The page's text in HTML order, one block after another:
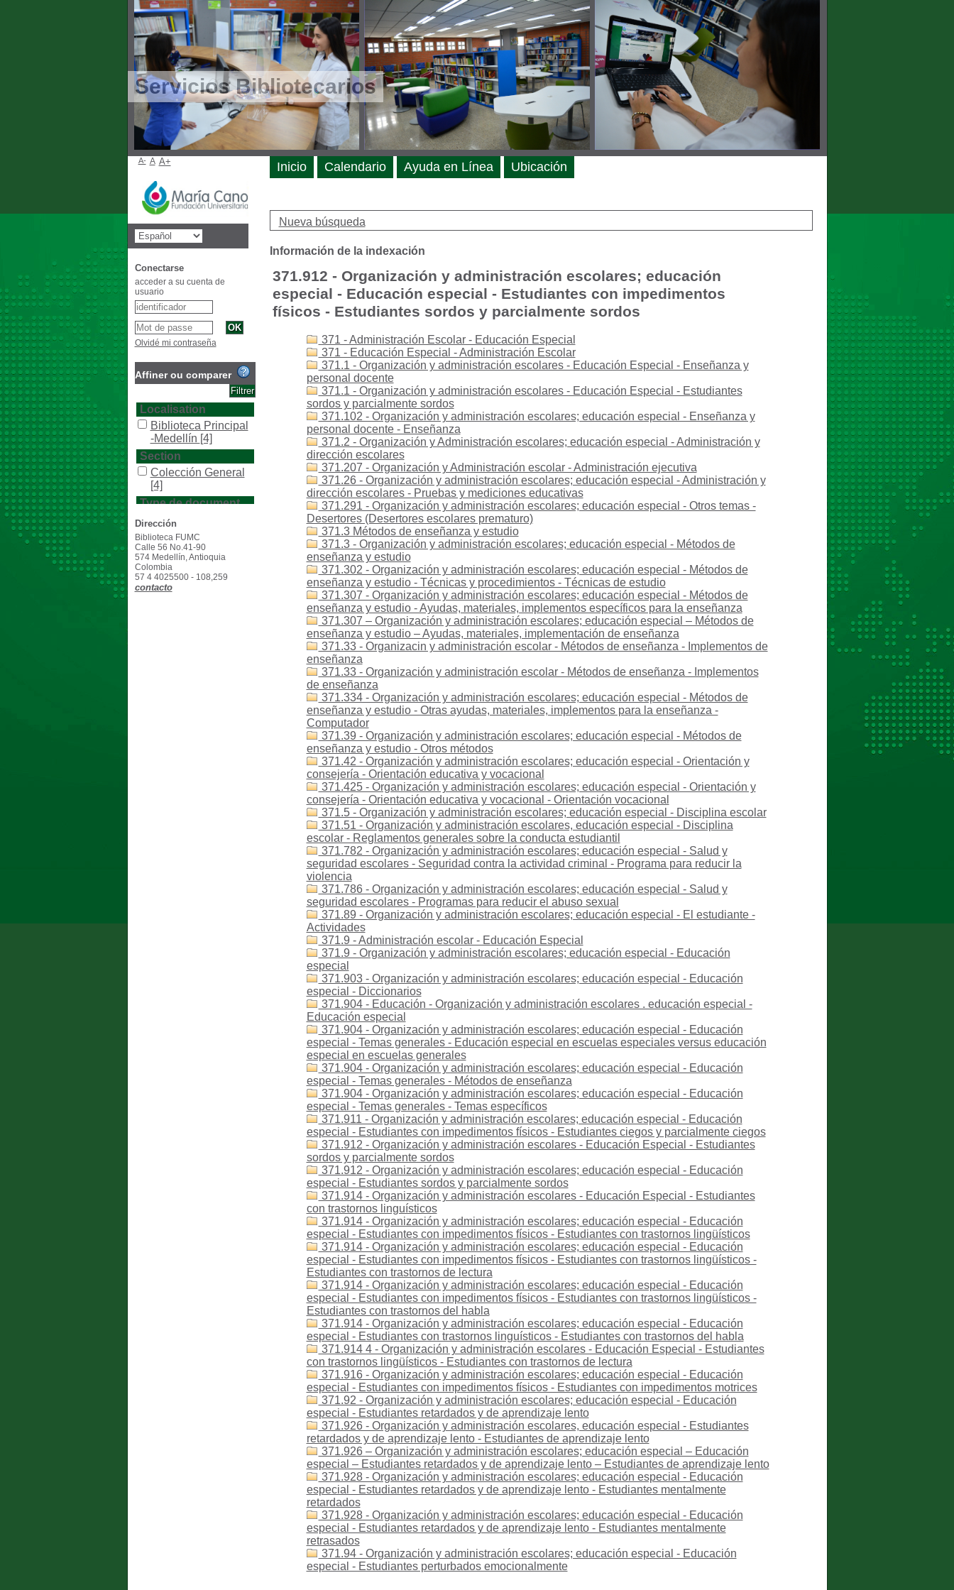
Servicios Bibliotecarios
Nueva búsqueda
Información de la indexación
371.912 - Organización y administración escolares; educación
especial - Educación especial - Estudiantes con impedimentos
físicos - Estudiantes sordos y parcialmente sordos
371 - Administración Escolar - Educación Especial
371 - Educación Especial - Administración Escolar
371.1 - Organización y administración escolares - Educación Especial - Enseñanza y
personal docente
371.1 - Organización y administración escolares - Educación Especial - Estudiantes
sordos y parcialmente sordos
371.102 - Organización y administración escolares; educación especial - Enseñanza y
personal docente - Enseñanza
371.2 - Organización y Administración escolares; educación especial - Administración y
dirección escolares
371.207 - Organización y Administración escolar - Administración ejecutiva
371.26 - Organización y administración escolares; educación especial - Administración y
dirección escolares - Pruebas y mediciones educativas
371.291 - Organización y administración escolares; educación especial - Otros temas -
Desertores (Desertores escolares prematuro)
371.3 Métodos de enseñanza y estudio
371.3 - Organización y administración escolares; educación especial - Métodos de
enseñanza y estudio
371.302 - Organización y administración escolares; educación especial - Métodos de
enseñanza y estudio - Técnicas y procedimientos - Técnicas de estudio
371.307 - Organización y administración escolares; educación especial - Métodos de
enseñanza y estudio - Ayudas, materiales, implementos específicos para la enseñanza
371.307 – Organización y administración escolares; educación especial – Métodos de
enseñanza y estudio – Ayudas, materiales, implementación de enseñanza
371.33 - Organizacin y administración escolar - Métodos de enseñanza - Implementos de
enseñanza
371.33 - Organización y administración escolar - Métodos de enseñanza - Implementos
de enseñanza
371.334 - Organización y administración escolares; educación especial - Métodos de
enseñanza y estudio - Otras ayudas, materiales, implementos para la enseñanza -
Computador
371.39 - Organización y administración escolares; educación especial - Métodos de
enseñanza y estudio - Otros métodos
371.42 - Organización y administración escolares; educación especial - Orientación y
consejería - Orientación educativa y vocacional
371.425 - Organización y administración escolares; educación especial - Orientación y
consejería - Orientación educativa y vocacional - Orientación vocacional
371.5 - Organización y administración escolares; educación especial - Disciplina escolar
371.51 - Organización y administración escolares, educación especial - Disciplina
escolar - Reglamentos generales sobre la conducta estudiantil
371.782 - Organización y administración escolares; educación especial - Salud y
seguridad escolares - Seguridad contra la actividad criminal - Programa para reducir la
violencia
371.786 - Organización y administración escolares; educación especial - Salud y
seguridad escolares - Programas para reducir el abuso sexual
371.89 - Organización y administración escolares; educación especial - El estudiante -
Actividades
371.9 - Administración escolar - Educación Especial
371.9 - Organización y administración escolares; educación especial - Educación
especial
371.903 - Organización y administración escolares; educación especial - Educación
especial - Diccionarios
371.904 - Educación - Organización y administración escolares . educación especial -
Educación especial
371.904 - Organización y administración escolares; educación especial - Educación
especial - Temas generales - Educación especial en escuelas especiales versus educación
especial en escuelas generales
371.904 - Organización y administración escolares; educación especial - Educación
especial - Temas generales - Métodos de enseñanza
371.904 - Organización y administración escolares; educación especial - Educación
especial - Temas generales - Temas específicos
371.911 - Organización y administración escolares; educación especial - Educación
especial - Estudiantes con impedimentos físicos - Estudiantes ciegos y parcialmente ciegos
371.912 - Organización y administración escolares - Educación Especial - Estudiantes
sordos y parcialmente sordos
371.912 - Organización y administración escolares; educación especial - Educación
especial - Estudiantes sordos y parcialmente sordos
371.914 - Organización y administración escolares - Educación Especial - Estudiantes
con trastornos linguísticos
371.914 - Organización y administración escolares; educación especial - Educación
especial - Estudiantes con impedimentos físicos - Estudiantes con trastornos lingüísticos
371.914 - Organización y administración escolares; educación especial - Educación
especial - Estudiantes con impedimentos físicos - Estudiantes con trastornos lingüísticos -
Estudiantes con trastornos de lectura
371.914 - Organización y administración escolares; educación especial - Educación
especial - Estudiantes con impedimentos físicos - Estudiantes con trastornos lingüísticos -
Estudiantes con trastornos del habla
371.914 - Organización y administración escolares; educación especial - Educación
especial - Estudiantes con trastornos linguísticos - Estudiantes con trastornos del habla
371.914 4 - Organización y administración escolares - Educación Especial - Estudiantes
con trastornos lingüísticos - Estudiantes con trastornos de lectura
371.916 - Organización y administración escolares; educación especial - Educación
especial - Estudiantes con impedimentos físicos - Estudiantes con impedimentos motrices
371.92 - Organización y administración escolares; educación especial - Educación
especial - Estudiantes retardados y de aprendizaje lento
371.926 - Organización y administración escolares, educación especial - Estudiantes
retardados y de aprendizaje lento - Estudiantes de aprendizaje lento
371.926 – Organización y administración escolares; educación especial – Educación
especial – Estudiantes retardados y de aprendizaje lento – Estudiantes de aprendizaje lento
371.928 - Organización y administración escolares; educación especial - Educación
especial - Estudiantes retardados y de aprendizaje lento - Estudiantes mentalmente
retardados
371.928 - Organización y administración escolares; educación especial - Educación
especial - Estudiantes retardados y de aprendizaje lento - Estudiantes mentalmente
retrasados
371.94 - Organización y administración escolares; educación especial - Educación
especial - Estudiantes perturbados emocionalmente
Inicio Calendario Ayuda en Línea Ubicación
A- A A+
Conectarse
acceder a su cuenta de
usuario
Olvidé mi contraseña
Affiner ou comparer
Localisation
Biblioteca Principal
-Medellín [4]
Section
Colección General
[4]
Type de document
texto impreso
Dirección
Biblioteca FUMC
Calle 56 No.41-90
574 Medellín, Antioquia
Colombia
57 4 4025500 - 108,259
contacto